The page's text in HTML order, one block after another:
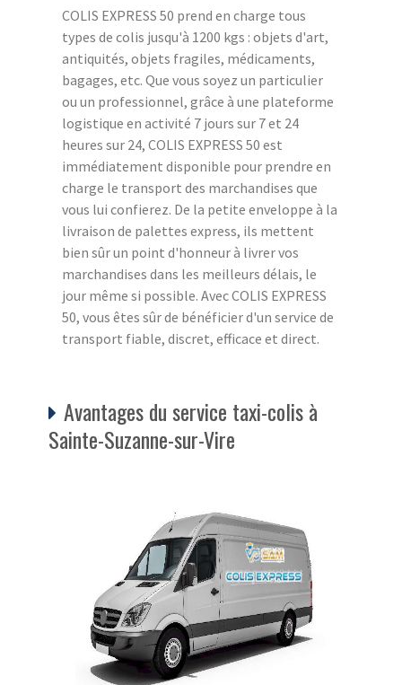
COLIS EXPRESS 50 prend en charge tous
types de colis jusqu'à 1200 kgs : objets d'art,
antiquités, objets fragiles, médicaments,
bagages, etc. Que vous soyez un particulier
ou un professionnel, grâce à une plateforme
logistique en activité 7 jours sur 7 et 24
heures sur 24, COLIS EXPRESS 50 est
immédiatement disponible pour prendre en
charge le transport des marchandises que
vous lui confierez. De la petite enveloppe à la
livraison de palettes express, ils mettent
bien sûr un point d'honneur à livrer vos
marchandises dans les meilleurs délais, le
jour même si possible. Avec COLIS EXPRESS
50, vous êtes sûr de bénéficier d'un service de
transport fiable, discret, efficace et direct.
Avantages du service taxi-colis à
Sainte-Suzanne-sur-Vire